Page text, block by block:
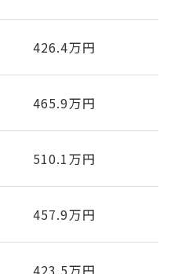
426.4万円
465.9万円
510.1万円
457.9万円